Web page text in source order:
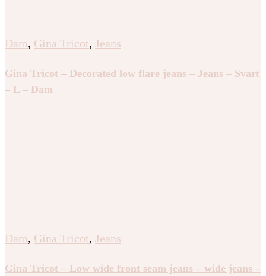
Dam, Gina Tricot, Jeans
Gina Tricot – Decorated low flare jeans – Jeans – Svart
– L – Dam
Dam, Gina Tricot, Jeans
Gina Tricot – Low wide front seam jeans – wide jeans –